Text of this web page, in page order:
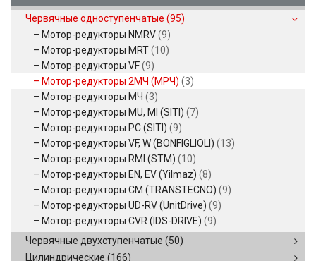
Червячные одноступенчатые (95)
Мотор-редукторы NMRV(9)
Мотор-редукторы MRT(10)
Мотор-редукторы VF(9)
Мотор-редукторы 2МЧ (МРЧ) (3)
Мотор-редукторы МЧ (3)
Мотор-редукторы MU, MI (SITI) (7)
Мотор-редукторы PC (SITI) (9)
Мотор-редукторы VF, W (BONFIGLIOLI) (13)
Мотор-редукторы RMI (STM) (10)
Мотор-редукторы EN, EV (Yilmaz) (8)
Мотор-редукторы CM (TRANSTECNO) (9)
Мотор-редукторы UD-RV (UnitDrive) (9)
Мотор-редукторы CVR (IDS-DRIVE) (9)
Червячные двухступенчатые (50)
Цилиндрические (166)